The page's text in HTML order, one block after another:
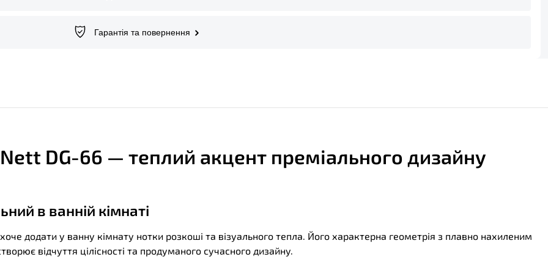
Гарантія та повернення
DG-66 — теплий акцент преміального дизайну
в ванній кімнаті
додати у ванну кімнату нотки розкоші та візуального тепла. Його характерна геометрія з плавно нахиленим
відчуття цілісності та продуманого сучасного дизайну.